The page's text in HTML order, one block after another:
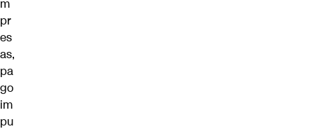
m
pr
es
as,
pa
go
im
pu